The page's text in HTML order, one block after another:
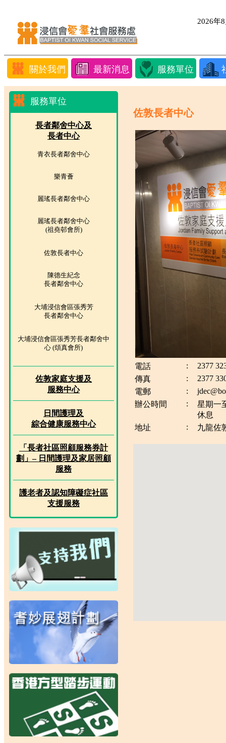
2026年
關於我們 最新消息 服務單位
服務單位
長者鄰舍中心及
長者中心
青衣長者鄰舍中心
樂青薈
麗瑤長者鄰舍中心
麗瑤長者鄰舍中心
(祖堯邨會所)
佐敦長者中心
陳德生紀念
長者鄰舍中心
大埔浸信會區張秀芳
長者鄰舍中心
大埔浸信會區張秀芳長者鄰舍中
心 (頌真會所)
佐敦家庭支援及
服務中心
日間護理及
綜合健康服務中心
「長者社區照顧服務券計
劃」– 日間護理及家居照顧
服務
護老者及認知障礙症社區
支援服務
佐敦長者中心
電話 :
2377
傳真
:
2377
電郵
:
辦公時間
:
星期一
休息
地址
: 九龍佐